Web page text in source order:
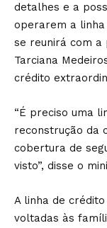
detalhes e a
operarem a
se reunirá com a
Tarciana
crédito
“É preciso uma
reconstrução da
cobertura de
visto”, disse o
A linha de
voltadas às